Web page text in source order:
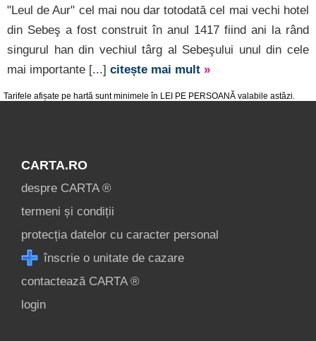
Tarifele afișate pe hartă sunt minimele în LEI PE PERSOANĂ valabile astăzi.
"Leul de Aur" cel mai nou dar totodată cel mai vechi hotel
din Sebeş a fost construit în anul 1417 fiind ani la rând
singurul han din vechiul târg al Sebeşului unul din cele
mai importante [...] citește mai mult »
CARTA.RO
despre CARTA ®
termeni și condiții
protecția datelor cu caracter personal
înscrie o unitate de cazare
contactează CARTA ®
login